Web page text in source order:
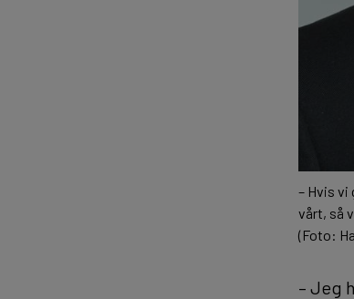
– Hvis vi
vårt, så
(Foto:
– Jeg